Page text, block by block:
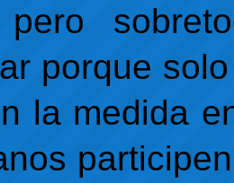
porque
la medida